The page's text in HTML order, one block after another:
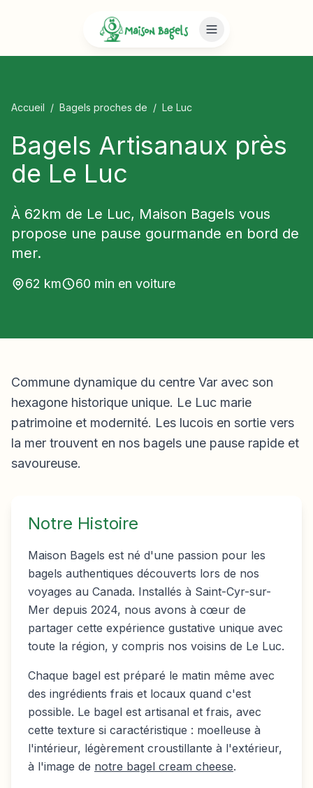
Accueil / Bagels proches de / Le Luc
Bagels Artisanaux près
de Le Luc
À 62km de Le Luc, Maison Bagels vous
propose une pause gourmande en bord de
mer.
62 km 60 min en voiture
Commune dynamique du centre Var avec son
hexagone historique unique. Le Luc marie
patrimoine et modernité. Les lucois en sortie vers
la mer trouvent en nos bagels une pause rapide et
savoureuse.
Notre Histoire
Maison Bagels est né d'une passion pour les
bagels authentiques découverts lors de nos
voyages au Canada. Installés à Saint-Cyr-sur-
Mer depuis 2024, nous avons à cœur de
partager cette expérience gustative unique avec
toute la région, y compris nos voisins de Le Luc.
Chaque bagel est préparé le matin même avec
des ingrédients frais et locaux quand c'est
possible. Le bagel est artisanal et frais, avec
cette texture si caractéristique : moelleuse à
l'intérieur, légèrement croustillante à l'extérieur,
à l'image de notre bagel cream cheese.